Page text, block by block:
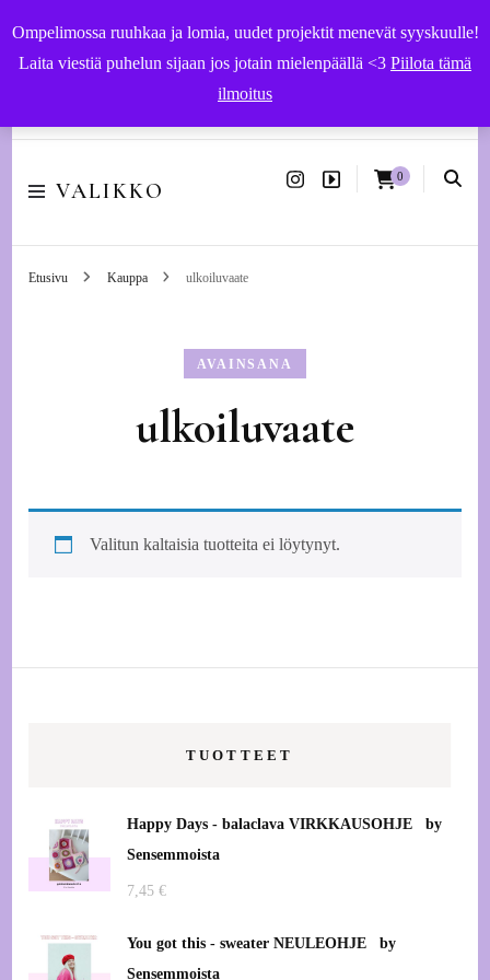
Ompelimossa ruuhkaa ja lomia, uudet projektit menevät syyskuulle!
Laita viestiä puhelun sijaan jos jotain mielenpäällä <3 Piilota tämä
ilmoitus
VALIKKO
0
Etusivu Kauppa ulkoiluvaate
AVAINSANA
ulkoiluvaate
Valitun kaltaisia tuotteita ei löytynyt.
TUOTTEET
Happy Days - balaclava VIRKKAUSOHJE by
Sensemmoista
7,45€
You got this - sweater NEULEOHJE by
Sensemmoista